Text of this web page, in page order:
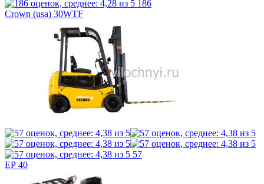
186
Crown (usa) 30WTF
57
EР 40